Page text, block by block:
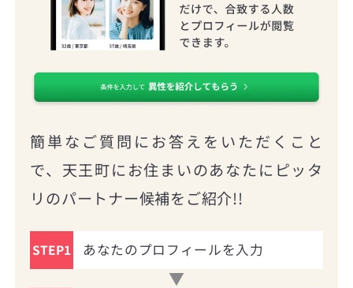
簡単なご質問にお答えをいただくこと
で、天王町にお住まいのあなたにピッタ
リのパートナー候補をご紹介!!
STEP1 あなたのプロフィールを入力